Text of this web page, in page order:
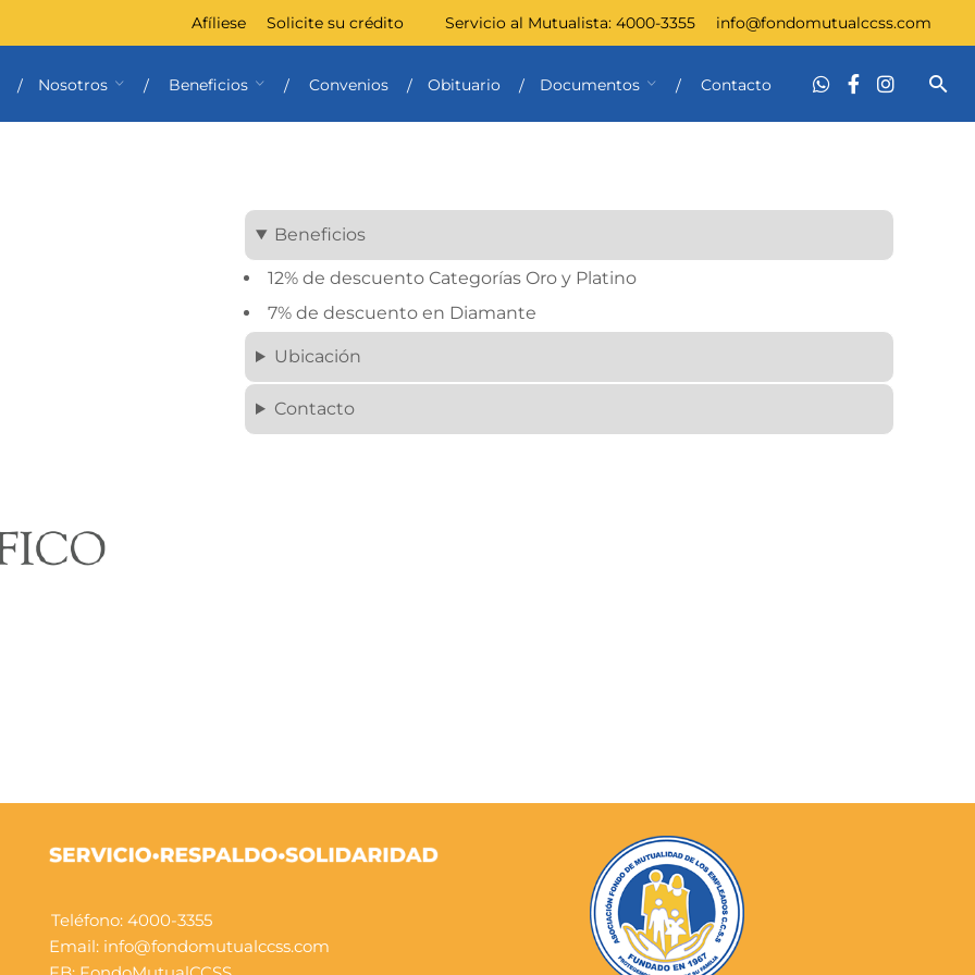
Afíliese Solicite su crédito Servicio al Mutualista: 4000-3355 info@fondomutualccss.com
Nosotros Beneficios Convenios Obituario Documentos Contacto
Beneficios
12% de descuento Categorías Oro y Platino
7% de descuento en Diamante
Ubicación
Contacto
Teléfono: 4000-3355
Email: info@fondomutualccss.com